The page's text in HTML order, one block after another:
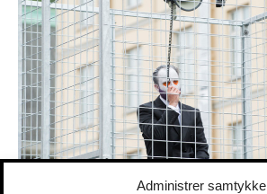
Administrer samtykke